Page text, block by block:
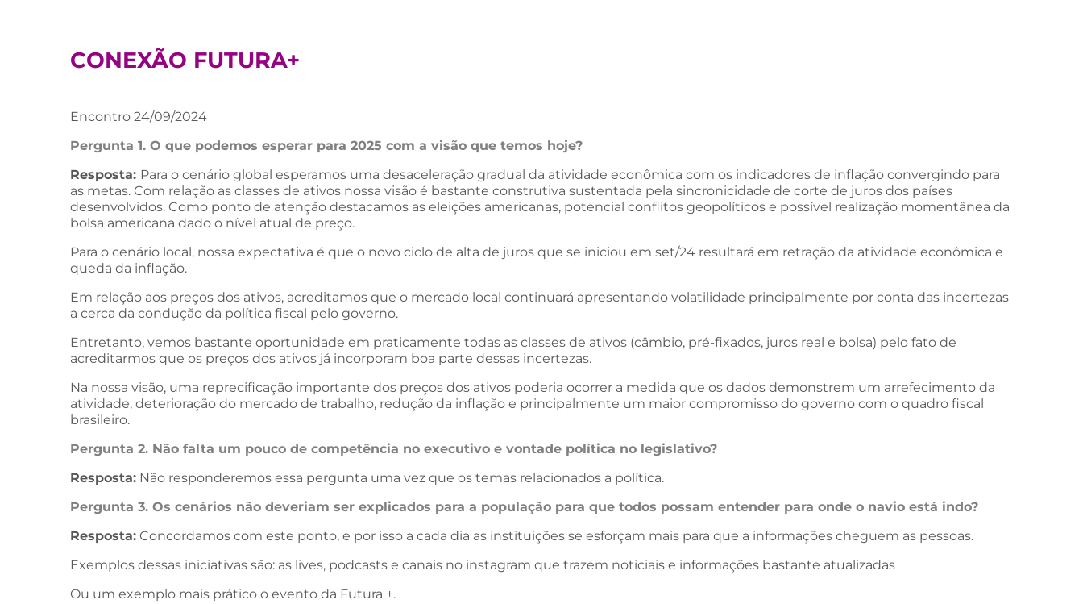
CONEXÃO FUTURA+
Encontro 24/09/2024
Pergunta 1. O que podemos esperar para 2025 com a visão que temos hoje?
Resposta: Para o cenário global esperamos uma desaceleração gradual da atividade econômica com os indicadores de inflação convergindo para
as metas. Com relação as classes de ativos nossa visão é bastante construtiva sustentada pela sincronicidade de corte de juros dos países
desenvolvidos. Como ponto de atenção destacamos as eleições americanas, potencial conflitos geopolíticos e possível realização momentânea da
bolsa americana dado o nível atual de preço.
Para o cenário local, nossa expectativa é que o novo ciclo de alta de juros que se iniciou em set/24 resultará em retração da atividade econômica e
queda da inflação.
Em relação aos preços dos ativos, acreditamos que o mercado local continuará apresentando volatilidade principalmente por conta das incertezas
a cerca da condução da política fiscal pelo governo.
Entretanto, vemos bastante oportunidade em praticamente todas as classes de ativos (câmbio, pré-fixados, juros real e bolsa) pelo fato de
acreditarmos que os preços dos ativos já incorporam boa parte dessas incertezas.
Na nossa visão, uma reprecificação importante dos preços dos ativos poderia ocorrer a medida que os dados demonstrem um arrefecimento da
atividade, deterioração do mercado de trabalho, redução da inflação e principalmente um maior compromisso do governo com o quadro fiscal
brasileiro.
Pergunta 2. Não falta um pouco de competência no executivo e vontade política no legislativo?
Resposta: Não responderemos essa pergunta uma vez que os temas relacionados a política.
Pergunta 3. Os cenários não deveriam ser explicados para a população para que todos possam entender para onde o navio está indo?
Resposta: Concordamos com este ponto, e por isso a cada dia as instituições se esforçam mais para que a informações cheguem as pessoas.
Exemplos dessas iniciativas são: as lives, podcasts e canais no instagram que trazem noticiais e informações bastante atualizadas
Ou um exemplo mais prático o evento da Futura +.